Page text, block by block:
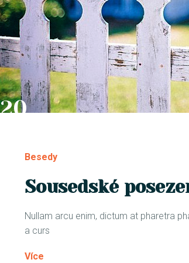
20
Besedy
Sousedské
Nullam arcu enim, dictum at pharetra
a curs
Více